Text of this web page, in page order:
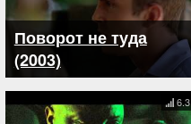
Поворот не туда
(2003)
6.3